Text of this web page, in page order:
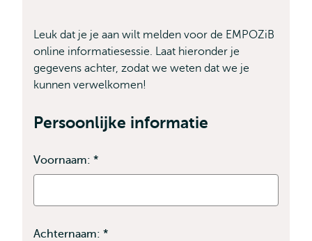
Leuk dat je je aan wilt melden voor de EMPOZiB
online informatiesessie. Laat hieronder je
gegevens achter, zodat we weten dat we je
kunnen verwelkomen!
Persoonlijke informatie
Voornaam: *
veld
verplicht
Achternaam: *